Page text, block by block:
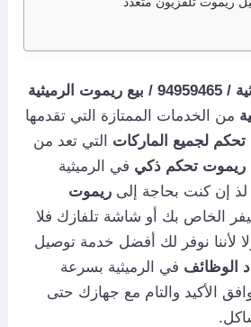
من الخدمات الممتازة التي تقدمها
لجميع الماركات
التي تعد من
ريموت تحكم ذكي في الرميثية
لذ إن كنت بحاجة إلىريموت
الخاص بك أو شاشة تلفازك فلا
لأننا نوفر لك أفضل خدمة توصيل
الوظائف في الرميثية بسرعة
الأكيد والتام مع جهازك حتى